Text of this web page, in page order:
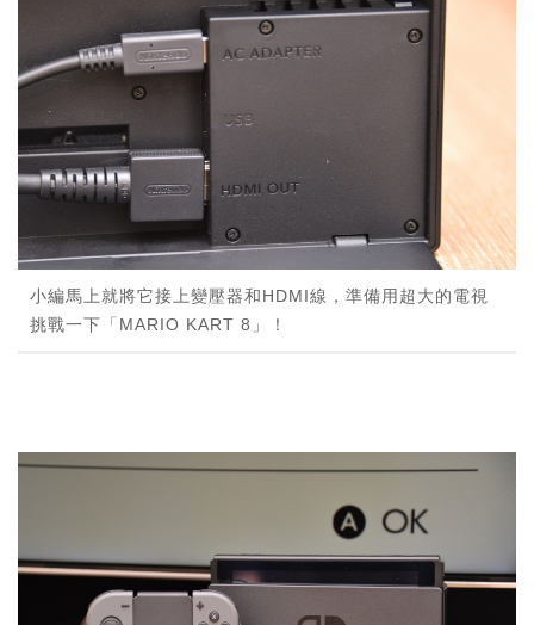
小編馬上就將它接上變壓器和HDMI線，準備用超大的電視
挑戰一下「MARIO KART 8」！